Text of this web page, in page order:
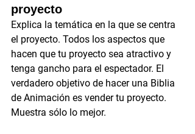
proyecto
Explica la temática en la que se centra
el proyecto. Todos los aspectos que
hacen que tu proyecto sea atractivo y
tenga gancho para el espectador. El
verdadero objetivo de hacer una Biblia
de Animación es vender tu proyecto.
Muestra sólo lo mejor.